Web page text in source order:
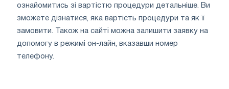
ознайомитись зі вартістю процедури детальніше. Ви
зможете дізнатися, яка вартість процедури та як її
замовити. Також на сайті можна залишити заявку на
допомогу в режимі он-лайн, вказавши номер
телефону.